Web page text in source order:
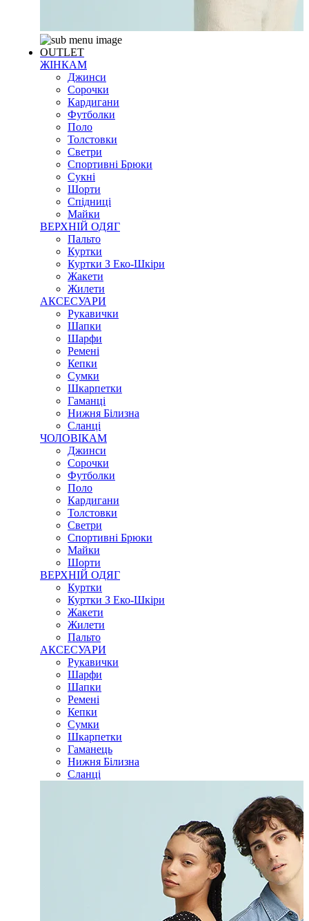
OUTLET
ЖІНКАМ
Джинси
Сорочки
Кардигани
Футболки
Поло
Толстовки
Светри
Спортивні Брюки
Сукні
Шорти
Спідниці
Майки
ВЕРХНІЙ ОДЯГ
Пальто
Куртки
Куртки З Еко-Шкіри
Жакети
Жилети
АКСЕСУАРИ
Рукавички
Шапки
Шарфи
Ремені
Кепки
Сумки
Шкарпетки
Гаманці
Нижня Білизна
Сланці
ЧОЛОВІКАМ
Джинси
Сорочки
Футболки
Поло
Кардигани
Толстовки
Светри
Спортивні Брюки
Майки
Шорти
ВЕРХНІЙ ОДЯГ
Куртки
Куртки З Еко-Шкіри
Жакети
Жилети
Пальто
АКСЕСУАРИ
Рукавички
Шарфи
Шапки
Ремені
Кепки
Сумки
Шкарпетки
Гаманець
Нижня Білизна
Сланці